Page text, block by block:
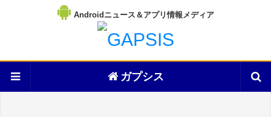
Androidニュース＆アプリ情報メディア
ガプシス